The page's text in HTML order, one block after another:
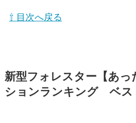
⇧ 目次へ戻る
新型フォレスター【あっ
ションランキング ベス